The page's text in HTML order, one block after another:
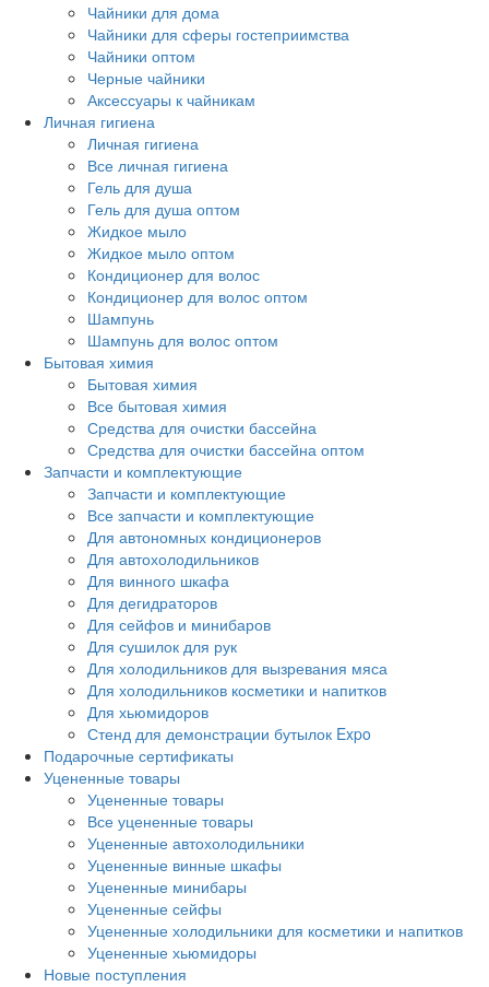
Чайники для дома
Чайники для сферы гостеприимства
Чайники оптом
Черные чайники
Аксессуары к чайникам
Личная гигиена
Личная гигиена
Все личная гигиена
Гель для душа
Гель для душа оптом
Жидкое мыло
Жидкое мыло оптом
Кондиционер для волос
Кондиционер для волос оптом
Шампунь
Шампунь для волос оптом
Бытовая химия
Бытовая химия
Все бытовая химия
Средства для очистки бассейна
Средства для очистки бассейна оптом
Запчасти и комплектующие
Запчасти и комплектующие
Все запчасти и комплектующие
Для автономных кондиционеров
Для автохолодильников
Для винного шкафа
Для дегидраторов
Для сейфов и минибаров
Для сушилок для рук
Для холодильников для вызревания мяса
Для холодильников косметики и напитков
Для хьюмидоров
Стенд для демонстрации бутылок Expo
Подарочные сертификаты
Уцененные товары
Уцененные товары
Все уцененные товары
Уцененные автохолодильники
Уцененные винные шкафы
Уцененные минибары
Уцененные сейфы
Уцененные холодильники для косметики и напитков
Уцененные хьюмидоры
Новые поступления